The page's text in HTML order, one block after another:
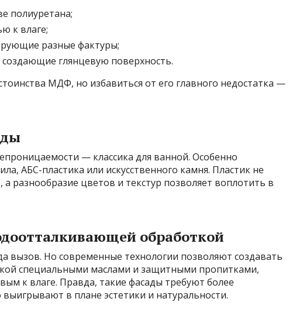
полиуретана;
к влаге;
разные фактуры;
глянцевую поверхность.
МДФ, но избавиться от его главного недостатка —
— классика для ванной. Особенно
АБС-пластика или искусственного камня. Пластик не
а разнообразие цветов и текстур позволяет воплотить в
обработкой
вызов. Но современные технологии позволяют создавать
специальными маслами и защитными пропитками,
к влаге. Правда, такие фасады требуют более
в плане эстетики и натуральности.